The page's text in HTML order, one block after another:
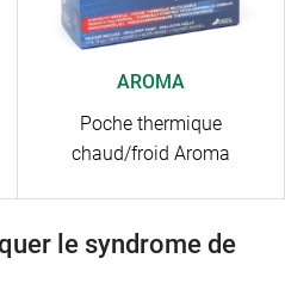
AROMA
Poche thermique
chaud/froid Aroma
le syndrome de